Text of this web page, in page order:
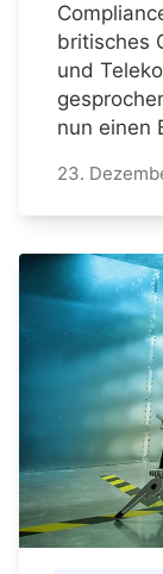
britisches
und
nun einen
23.